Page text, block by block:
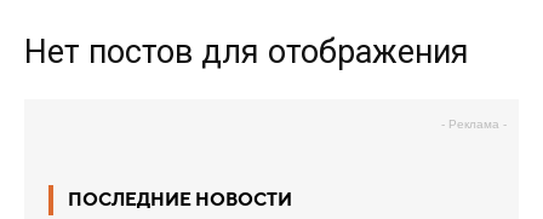
Нет постов для отображения
- Реклама -
ПОСЛЕДНИЕ НОВОСТИ